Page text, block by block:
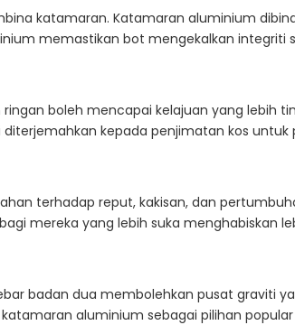
katamaran. Katamaran aluminium
memastikan bot mengekalkan integriti
boleh mencapai kelajuan yang lebih
kepada penjimatan kos untuk
terhadap reput, kakisan, dan
mereka yang lebih suka menghabiskan
badan dua membolehkan pusat graviti
aluminium sebagai pilihan